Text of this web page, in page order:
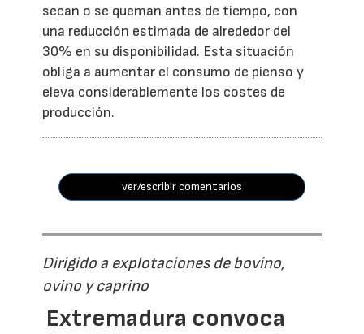
secan o se queman antes de tiempo, con
una reducción estimada de alrededor del
30% en su disponibilidad. Esta situación
obliga a aumentar el consumo de pienso y
eleva considerablemente los costes de
producción.
ver/escribir comentarios
Dirigido a explotaciones de bovino,
ovino y caprino
Extremadura convoca